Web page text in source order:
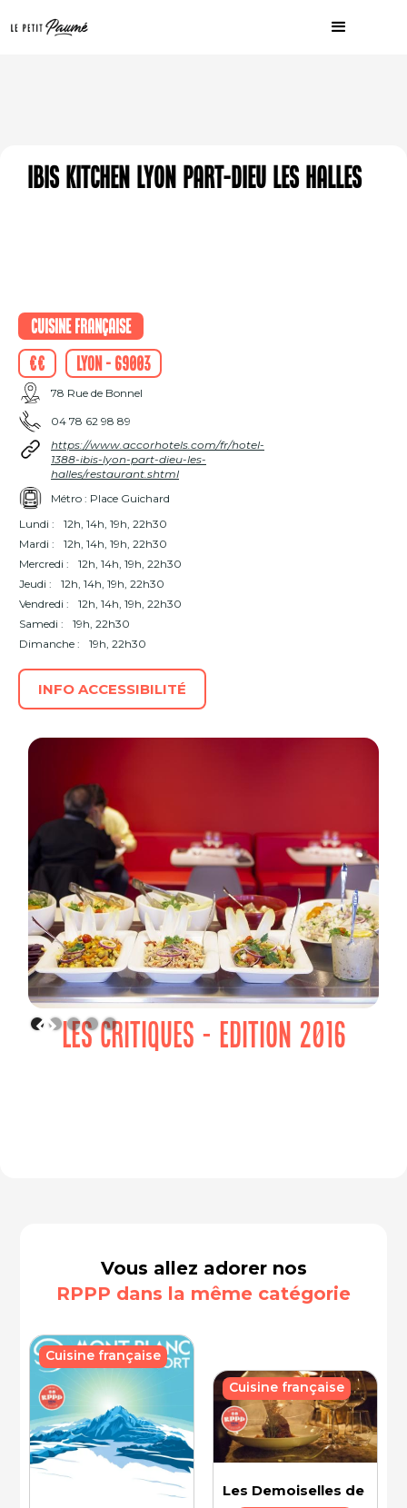
Ibis Kitchen Lyon Part-Dieu Les Halles
Cuisine française
€€
Lyon - 69003
78 Rue de Bonnel
04 78 62 98 89
https://www.accorhotels.com/fr/hotel-
1388-ibis-lyon-part-dieu-les-
halles/restaurant.shtml
Métro : Place Guichard
Lundi :
12h, 14h, 19h, 22h30
Mardi :
12h, 14h, 19h, 22h30
Mercredi :
12h, 14h, 19h, 22h30
Jeudi :
12h, 14h, 19h, 22h30
Vendredi :
12h, 14h, 19h, 22h30
Samedi :
19h, 22h30
Dimanche :
19h, 22h30
INFO ACCESSIBILITÉ
LES CRITIQUES - EDITION 2016
Vous allez adorer nos
RPPP dans la même catégorie
Cuisine française
Les Demoiselles de
Cuisine française